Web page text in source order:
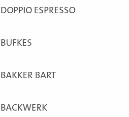
DOPPIO ESPRESSO
BUFKES
BAKKER BART
BACKWERK